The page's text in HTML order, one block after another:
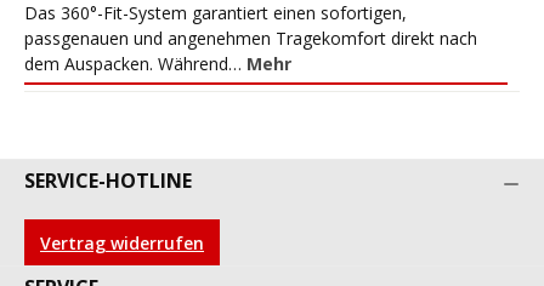
Das 360°-Fit-System garantiert einen sofortigen,
passgenauen und angenehmen Tragekomfort direkt nach
dem Auspacken. Während… Mehr
SERVICE-HOTLINE
Vertrag widerrufen